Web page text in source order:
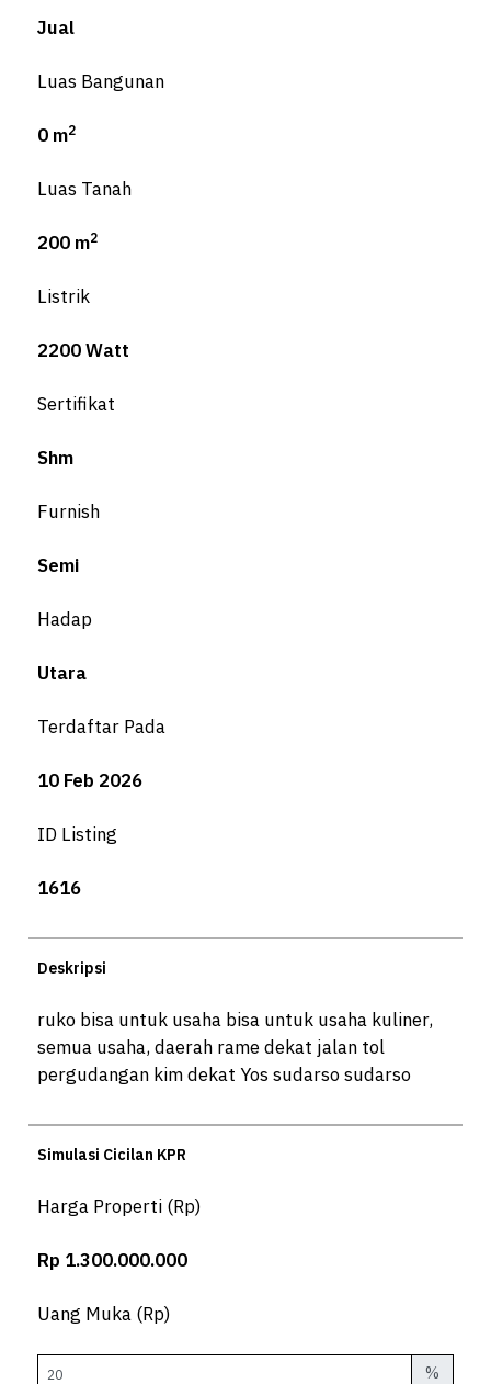
Jual
Luas Bangunan
0 m2
Luas Tanah
200 m2
Listrik
2200 Watt
Sertifikat
Shm
Furnish
Semi
Hadap
Utara
Terdaftar Pada
10 Feb 2026
ID Listing
1616
Deskripsi
ruko bisa untuk usaha bisa untuk usaha kuliner,
semua usaha, daerah rame dekat jalan tol
pergudangan kim dekat Yos sudarso sudarso
Simulasi Cicilan KPR
Harga Properti (Rp)
Rp 1.300.000.000
Uang Muka (Rp)
%